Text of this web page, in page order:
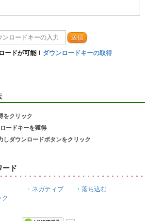
送信
ードが可能！ ダウンロードキーの取得
をクリック
ードキーを獲得
しダウンロードボタンをクリック
ード
ネガティブ
落ち込む
ク